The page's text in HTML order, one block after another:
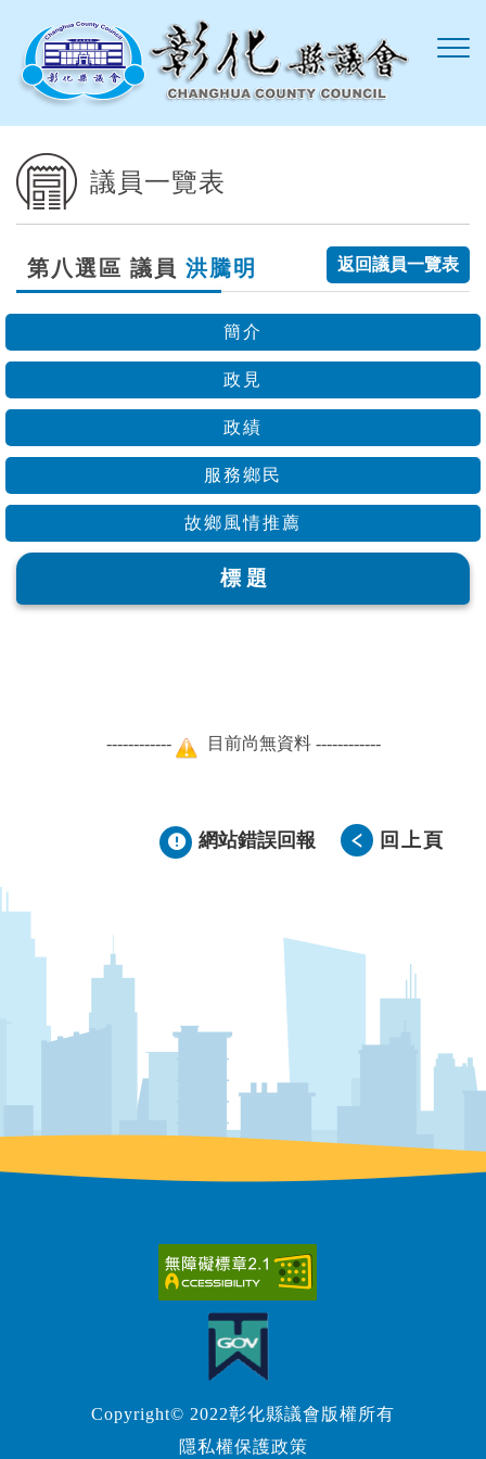
議員一覽表
第八選區 議員 洪騰明 返回議員一覽表
簡介
政見
政績
服務鄉民
故鄉風情推薦
標 題
------------ 目前尚無資料 ------------
網站錯誤回報 回上頁
Copyright© 2022彰化縣議會版權所有
隱私權保護政策